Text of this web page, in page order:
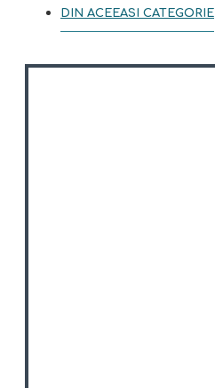
DIN ACEEASI CATEGORIE